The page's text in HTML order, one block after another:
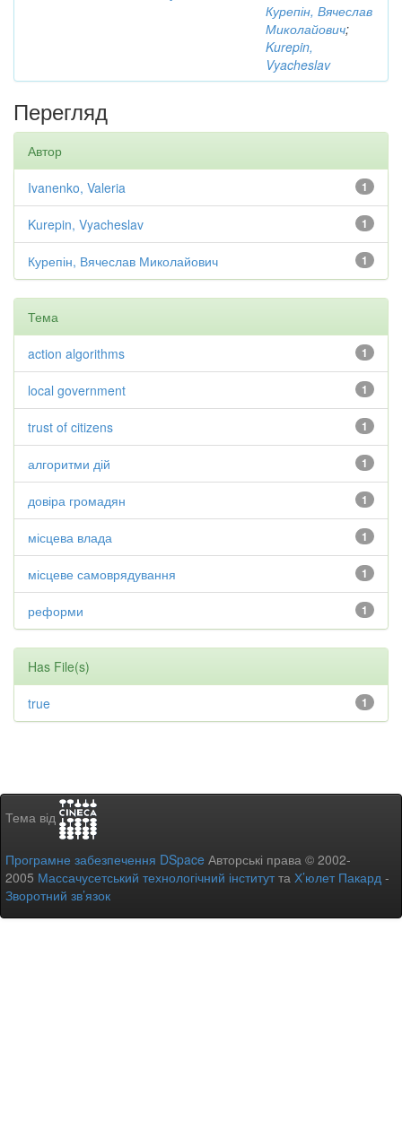
Курепін, Вячеслав
Миколайович;
Kurepin,
Vyacheslav
Перегляд
Автор
1
Ivanenko, Valeria
1
Kurepin, Vyacheslav
1
Курепін, Вячеслав Миколайович
Тема
1
action algorithms
1
local government
1
trust of citizens
1
алгоритми дій
1
довіра громадян
1
місцева влада
1
місцеве самоврядування
1
реформи
Has File(s)
1
true
Тема від
Програмне забезпечення DSpace Авторські права © 2002-
2005 Массачусетський технологічний інститутта Х’юлет Пакард -
Зворотний зв’язок